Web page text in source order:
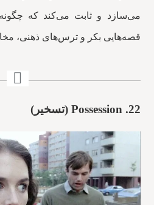
می‌سازد و ثابت می‌کند که چگونه
قصه‌هایی بکر و ترس‌های ذهنی،
22. Possession (تسخیر)